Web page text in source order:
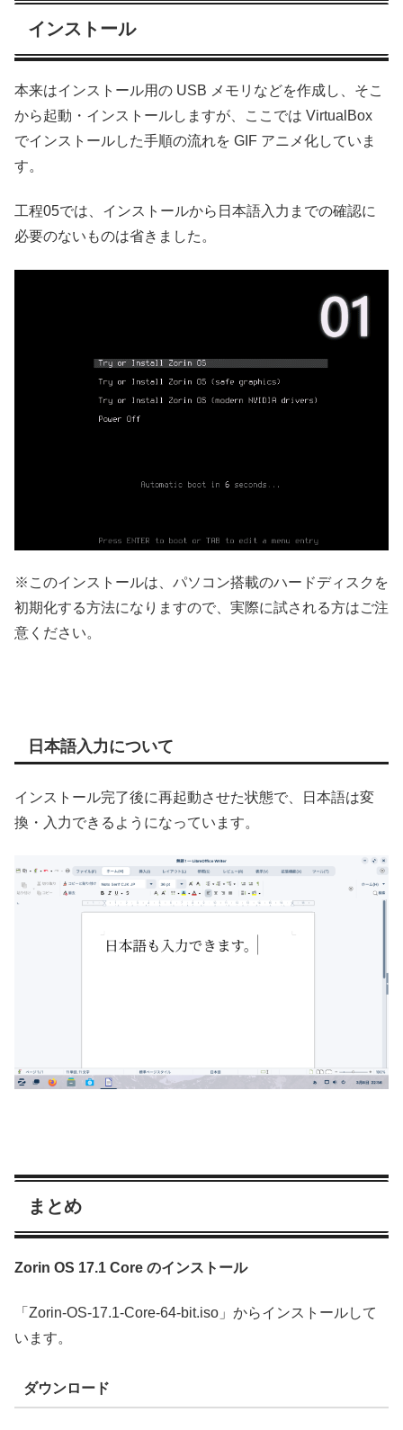
インストール
本来はインストール用の USB メモリなどを作成し、そこ
から起動・インストールしますが、ここでは VirtualBox
でインストールした手順の流れを GIF アニメ化していま
す。
工程05では、インストールから日本語入力までの確認に
必要のないものは省きました。
※このインストールは、パソコン搭載のハードディスクを
初期化する方法になりますので、実際に試される方はご注
意ください。
日本語入力について
インストール完了後に再起動させた状態で、日本語は変
換・入力できるようになっています。
まとめ
Zorin OS 17.1 Core のインストール
「Zorin-OS-17.1-Core-64-bit.iso」からインストールして
います。
ダウンロード